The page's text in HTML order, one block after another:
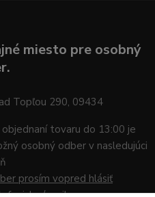
miesto pre osobný
Topľou 290, 09434
objednaní tovaru do 13:00 je
osobný odber v nasledujúci
prosím vopred hlásiť